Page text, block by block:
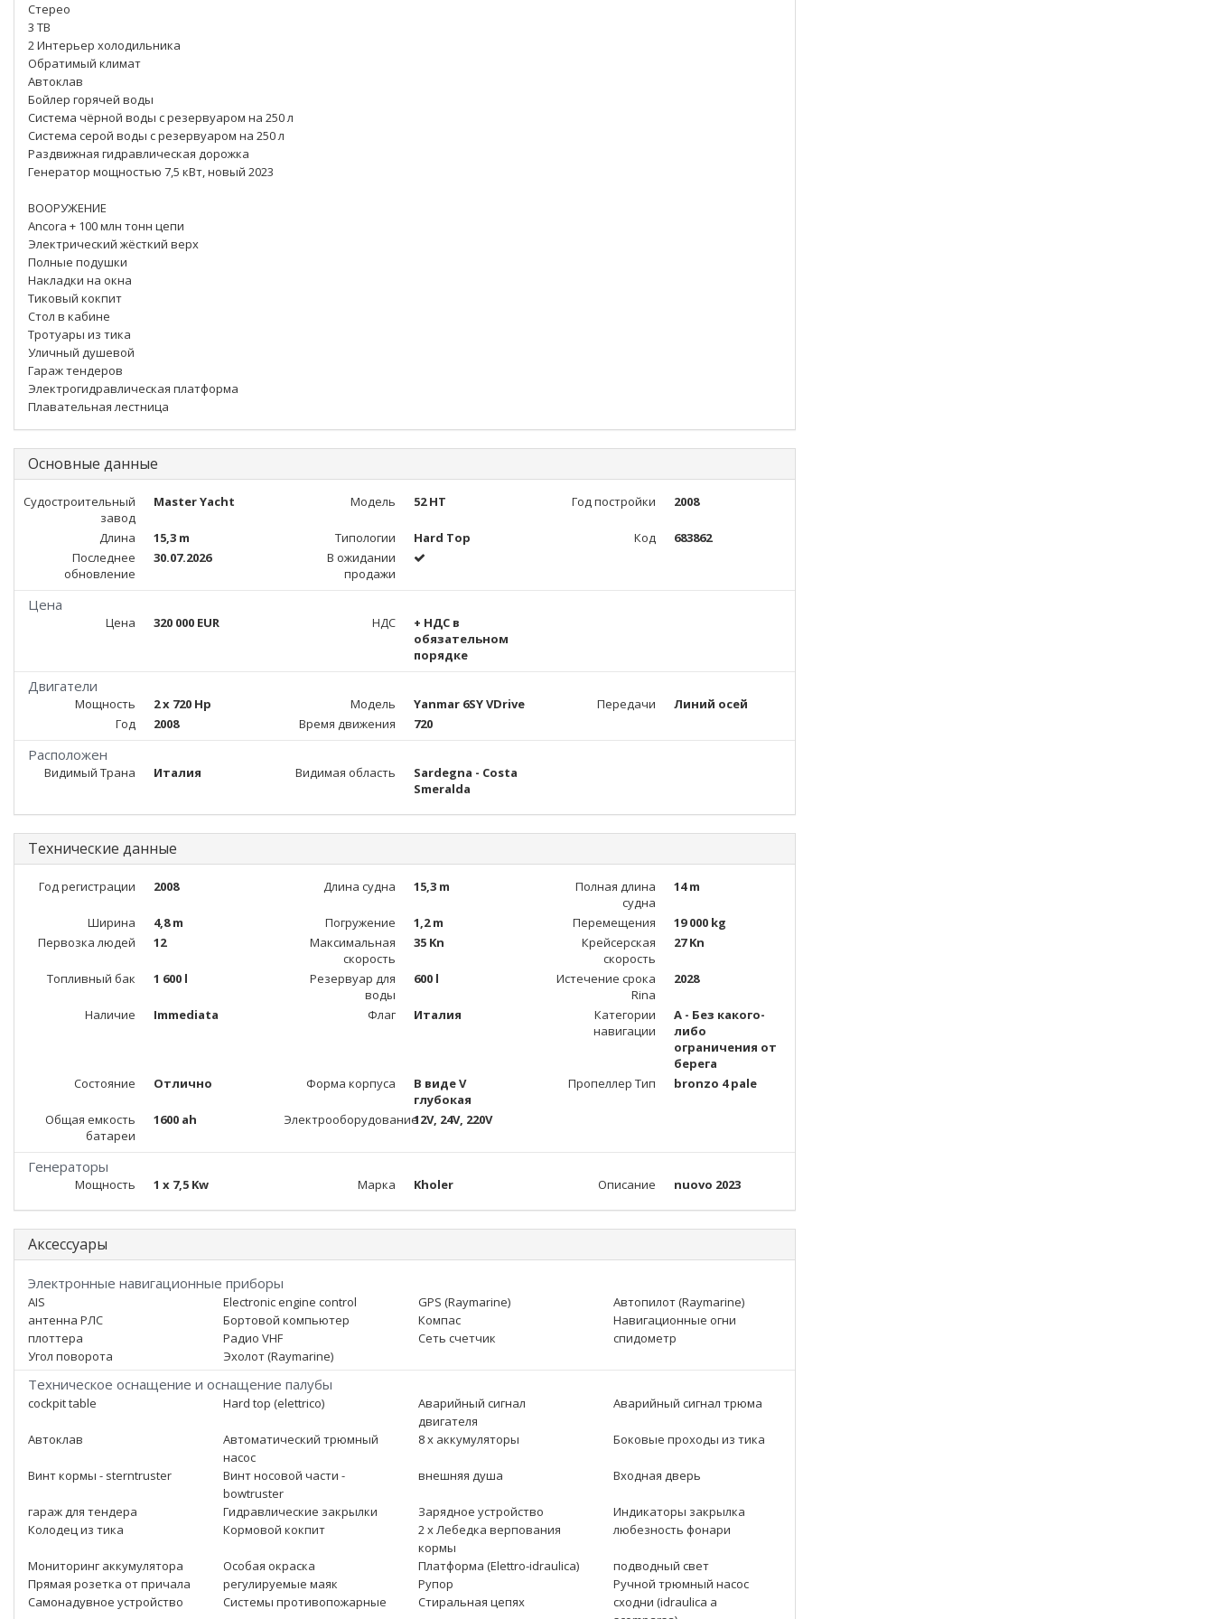
Стерео
3 ТВ
2 Интерьер холодильника
Обратимый климат
Автоклав
Бойлер горячей воды
Система чёрной воды с резервуаром на 250 л
Система серой воды с резервуаром на 250 л
Раздвижная гидравлическая дорожка
Генератор мощностью 7,5 кВт, новый 2023
ВООРУЖЕНИЕ
Ancora + 100 млн тонн цепи
Электрический жёсткий верх
Полные подушки
Накладки на окна
Тиковый кокпит
Стол в кабине
Тротуары из тика
Уличный душевой
Гараж тендеров
Электрогидравлическая платформа
Плавательная лестница
Основные данные
Судостроительный
завод
Master Yacht Модель 52 HT Год постройки 2008
Длина 15,3 m Типологии Hard Top Код
683862
Последнее
обновление
30.07.2026
В ожидании
продажи
Цена
Цена 320 000 EUR НДС
+ НДС в
обязательном
порядке
Двигатели
Мощность 2 x 720 Hp Модель Yanmar 6SY VDrive Передачи
Линий осей
Год
2008 Время движения 720
Расположен
Видимый Трана Италия Видимая область
Sardegna - Costa
Smeralda
Технические данные
Год регистрации 2008 Длина судна 15,3 m
Полная длина
судна
14 m
Ширина 4,8 m Погружение 1,2 m Перемещения
19 000 kg
Первозка людей
12
Максимальная
скорость
35 Kn
Крейсерская
скорость
27 Kn
Топливный бак 1 600 l
Резервуар для
воды
600 l
Истечение срока
Rina
2028
Наличие Immediata Флаг Италия
Категории
навигации
A - Без какого-
либо
ограничения от
берега
Состояние
Отлично Форма корпуса
В виде V
глубокая
Пропеллер Тип bronzo 4 pale
Общая емкость
батареи
1600 ah Электрооборудование12V, 24V, 220V
Генераторы
Мощность 1 x 7,5 Kw Марка Kholer Описание nuovo 2023
Аксессуары
Электронные навигационные приборы
AIS Electronic engine control GPS (Raymarine)
Автопилот (Raymarine)
антенна РЛС
Бортовой компьютер Компас
Навигационные огни
плоттера
Радио VHF Сеть счетчик
спидометр
Угол поворота
Эхолот (Raymarine)
Техническое оснащение и оснащение палубы
cockpit table Hard top (elettrico)
Аварийный сигнал
двигателя
Аварийный сигнал трюма
Автоклав
Автоматический трюмный
насос
8 x аккумуляторы Боковые проходы из тика
Винт кормы - sterntruster
Винт носовой части -
bowtruster
внешняя душа Входная дверь
гараж для тендера Гидравлические закрылки Зарядное устройство
Индикаторы закрылка
Колодец из тика
Кормовой кокпит
2 x Лебедка верпования
кормы
любезность фонари
Мониторинг аккумулятора Особая окраска Платформа (Elettro-idraulica)
подводный свет
Прямая розетка от причала
регулируемые маяк Рупор
Ручной трюмный насос
Самонадувное устройство
Системы противопожарные Стиральная цепях
сходни (idraulica a